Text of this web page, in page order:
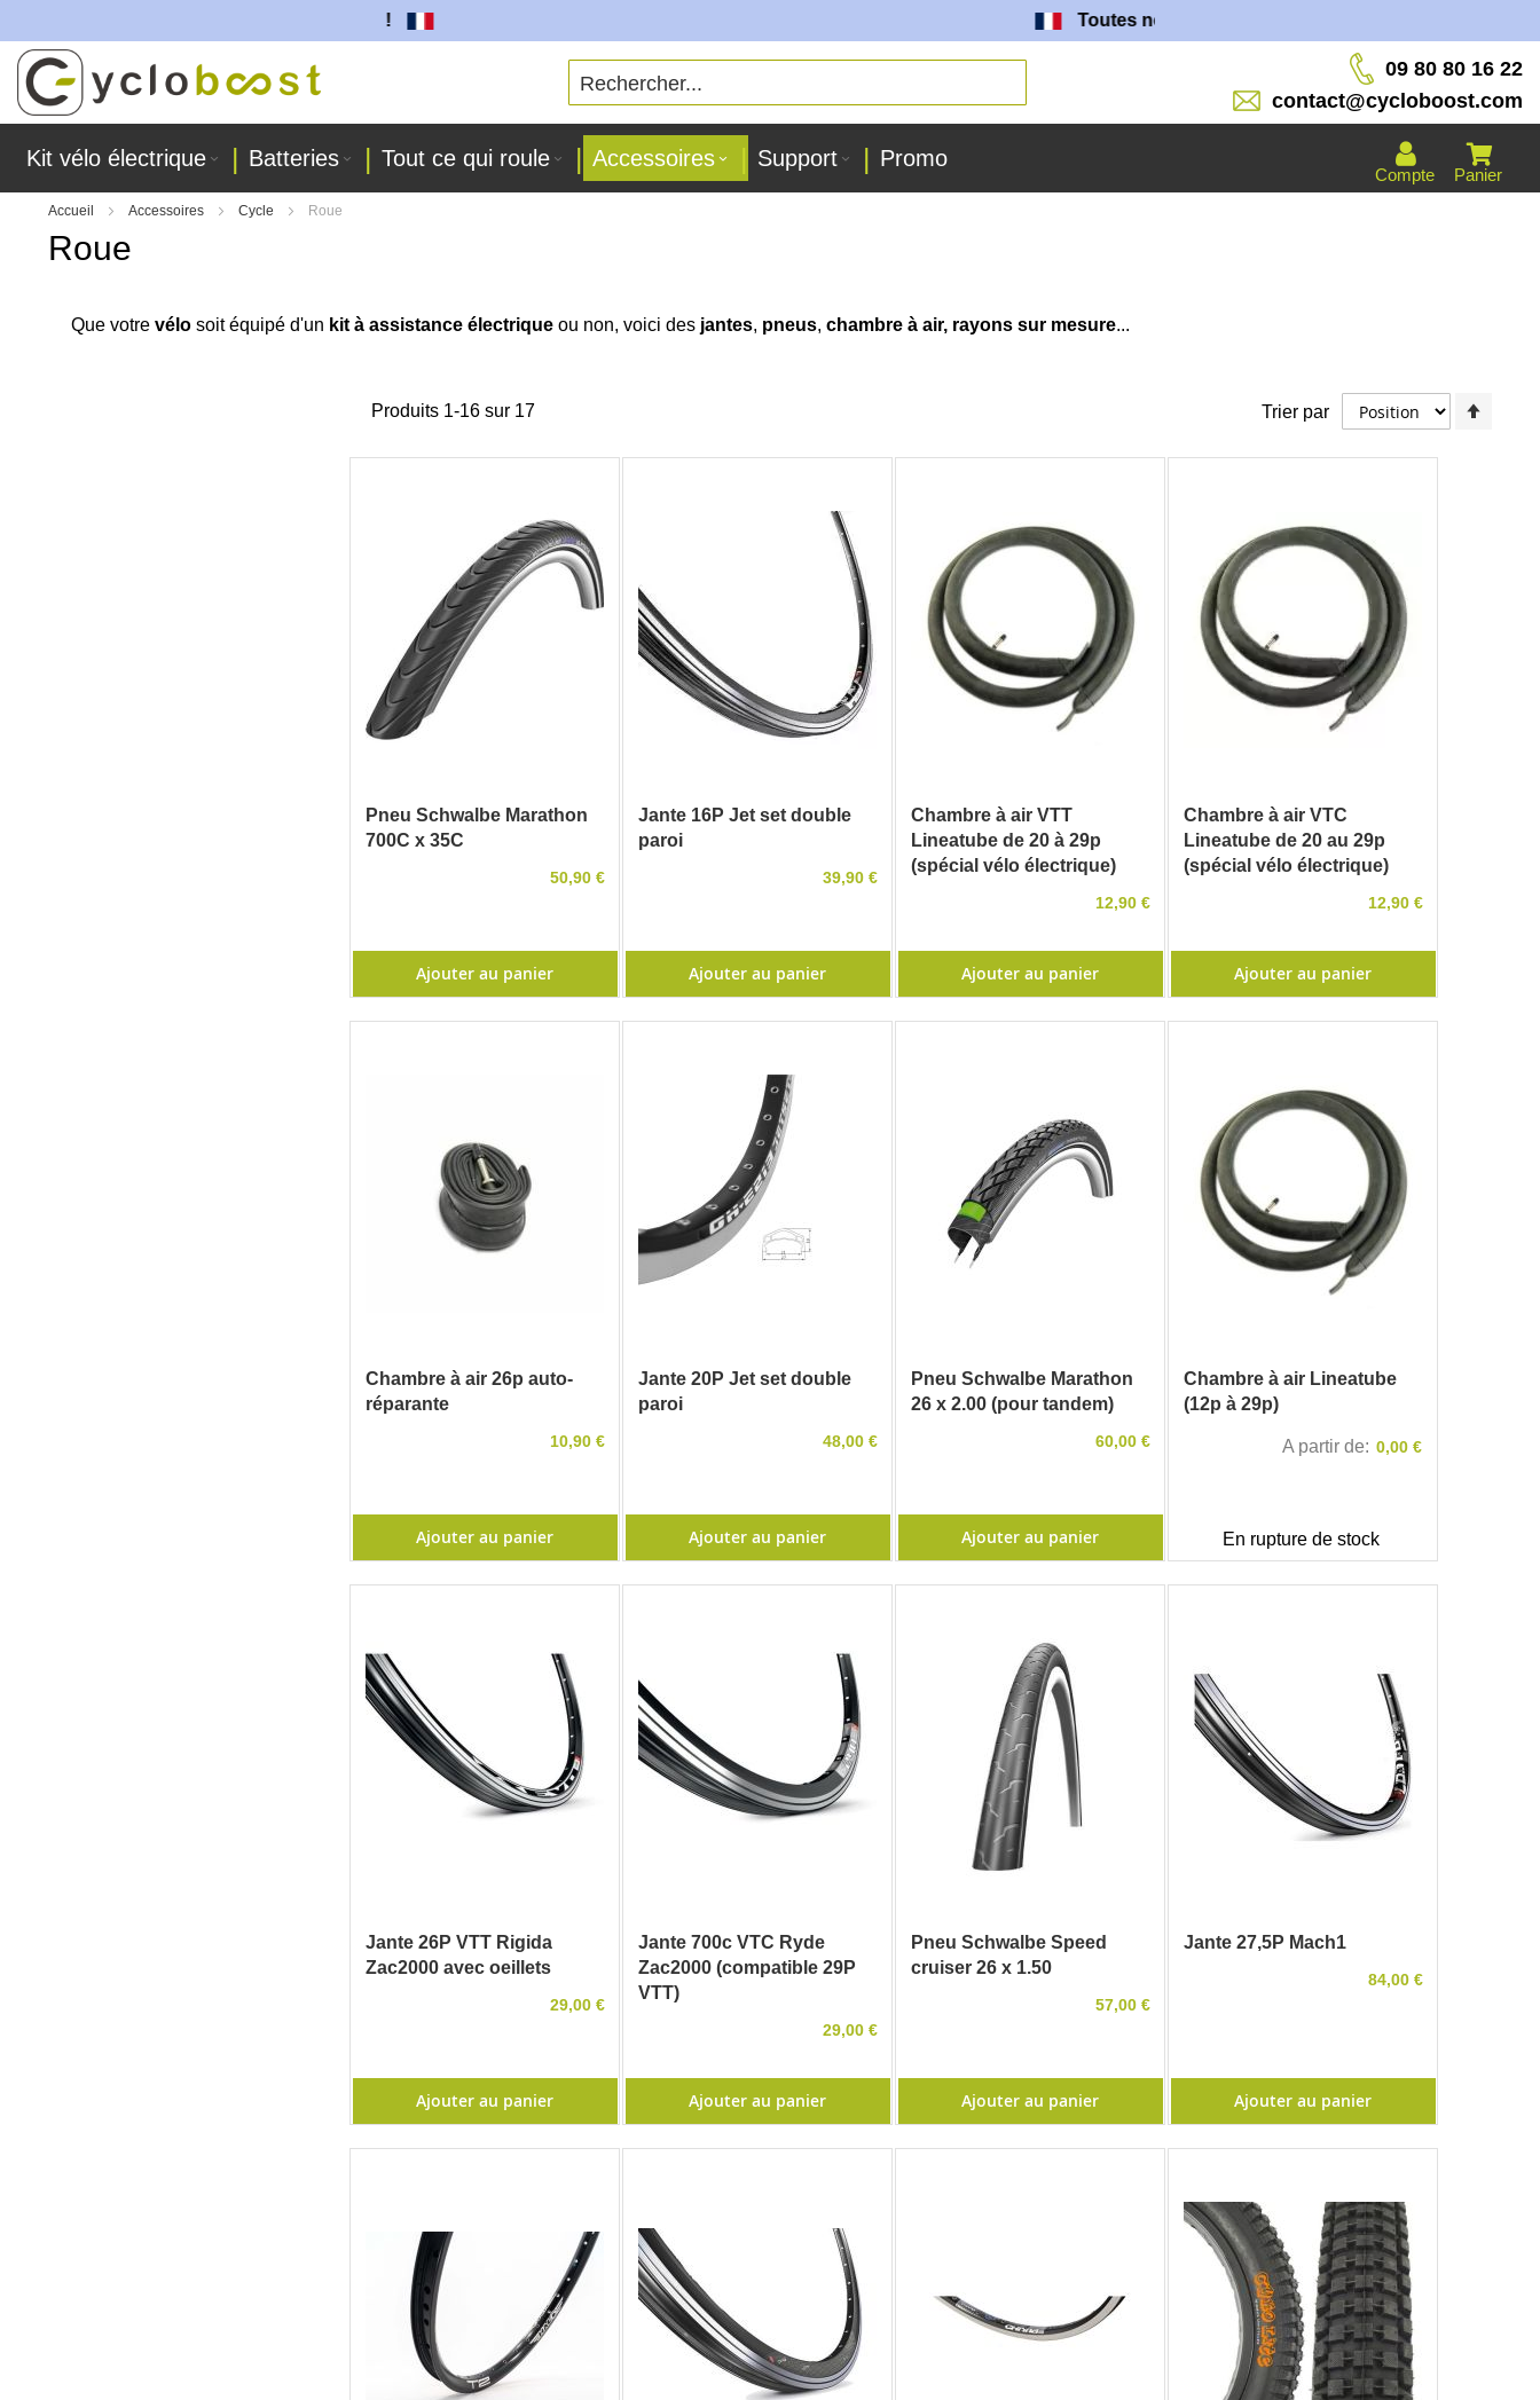
Toutes nos batteries sont fabriquées dans nos ateliers !
Allez
au
contenu
09 80 80 16 22
contact@cycloboost.com
Panier
Compte
Kit vélo électrique Batteries Tout ce qui roule Accessoires Support Promo
Accueil Accessoires Cycle Roue
Roue
Que votre vélosoit équipé d'un kit à assistance électriqueou non, voici des jantes, pneus, chambre à air, rayons sur mesure...
Produits 1-16 sur 17 Trier par
Pneu Schwalbe Marathon
700C x 35C
50,90 €
Ajouter au panier
Jante 16P Jet set double
paroi
39,90 €
Ajouter au panier
Chambre à air VTT
Lineatube de 20 à 29p
(spécial vélo électrique)
12,90 €
Ajouter au panier
Chambre à air VTC
Lineatube de 20 au 29p
(spécial vélo électrique)
12,90 €
Ajouter au panier
Chambre à air 26p auto-
réparante
10,90 €
Ajouter au panier
Jante 20P Jet set double
paroi
48,00 €
Ajouter au panier
Pneu Schwalbe Marathon
26 x 2.00 (pour tandem)
60,00 €
Ajouter au panier
Chambre à air Lineatube
(12p à 29p)
A partir de 0,00 €
En rupture de stock
Jante 26P VTT Rigida
Zac2000 avec oeillets
29,00 €
Ajouter au panier
Jante 700c VTC Ryde
Zac2000 (compatible 29P
VTT)
29,00 €
Ajouter au panier
Pneu Schwalbe Speed
cruiser 26 x 1.50
57,00 €
Ajouter au panier
Jante 27,5P Mach1
84,00 €
Ajouter au panier